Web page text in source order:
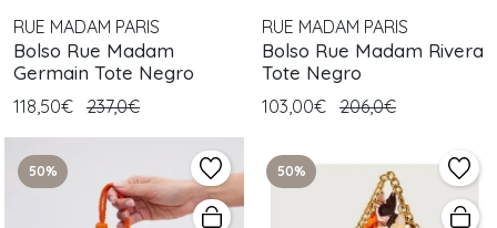
RUE MADAM PARIS
Bolso Rue Madam
Germain Tote Negro
118,50€ 237,0€
RUE MADAM PARIS
Bolso Rue Madam Rivera
Tote Negro
103,00€ 206,0€
50% 50%